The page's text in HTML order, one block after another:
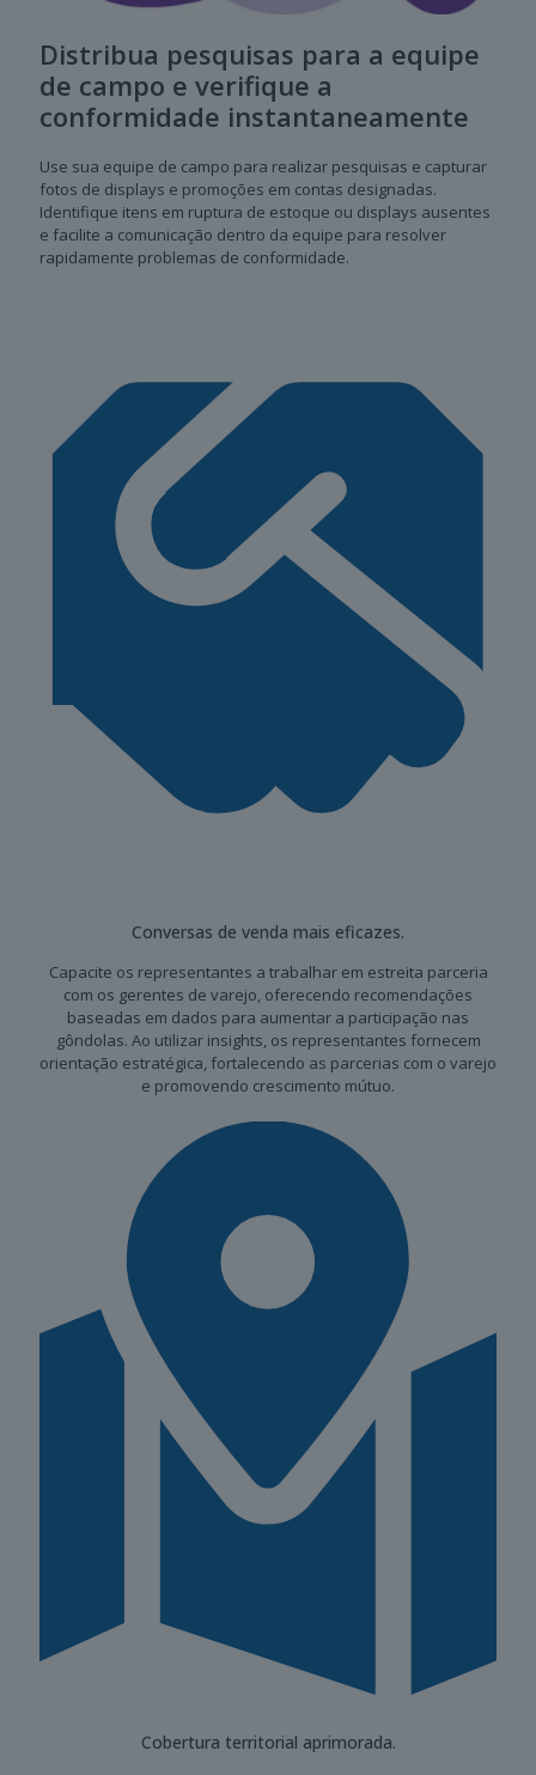
Distribua pesquisas para a equipe
de campo e verifique a
conformidade instantaneamente
Use sua equipe de campo para realizar pesquisas e capturar
fotos de displays e promoções em contas designadas.
Identifique itens em ruptura de estoque ou displays ausentes
e facilite a comunicação dentro da equipe para resolver
rapidamente problemas de conformidade.
Conversas de venda mais eficazes.
Capacite os representantes a trabalhar em estreita parceria
com os gerentes de varejo, oferecendo recomendações
baseadas em dados para aumentar a participação nas
gôndolas. Ao utilizar insights, os representantes fornecem
orientação estratégica, fortalecendo as parcerias com o varejo
e promovendo crescimento mútuo.
Cobertura territorial aprimorada.